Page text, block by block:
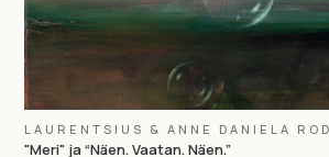
LAURENTSIUS & ANNE DANIELA
"Meri" ja “Näen. Vaatan. Näen.”